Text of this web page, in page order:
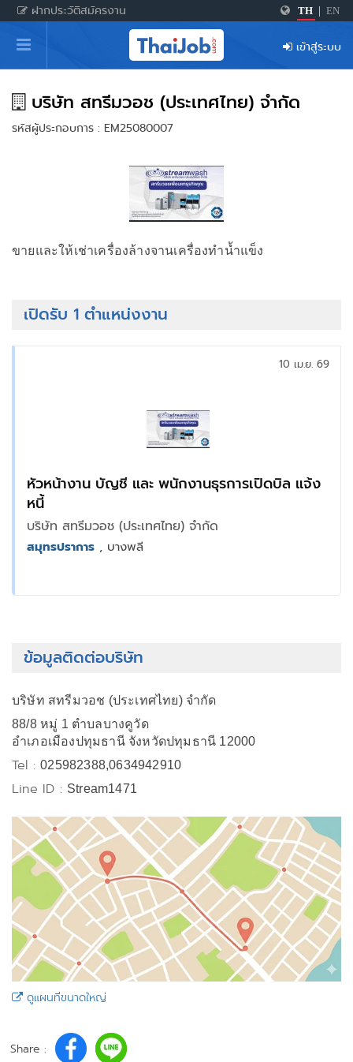
ฝากประวัติสมัครงาน TH EN
หน้าหลัก
ผู้สมัครงาน: เข้าสู่ระบบ
ฝากประวัติสมัครงาน
เกร็ดความรู้
สำหรับผู้ประกอบการ
เข้าสู่ระบบ
บริษัท สทรีมวอช (ประเทศไทย) จำกัด
รหัสผู้ประกอบการ : EM25080007
ขายและให้เช่าเครื่องล้างจานเครื่องทำน้ำแข็ง
เปิดรับ 1 ตำแหน่งงาน
หัวหน้างาน บัญชี และ พนักงานธุรการเปิดบิล แจ้ง
หนี้
บริษัท สทรีมวอช (ประเทศไทย) จำกัด
10 เม.ย. 69
สมุทรปราการ , บางพลี
ข้อมูลติดต่อบริษัท
บริษัท สทรีมวอช (ประเทศไทย) จำกัด
88/8 หมู่ 1 ตำบลบางคูวัด
อำเภอเมืองปทุมธานี จังหวัดปทุมธานี 12000
Tel :025982388,0634942910
Line ID : Stream1471
ดูแผนที่ขนาดใหญ่
Share :